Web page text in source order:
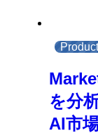
を分
AI市